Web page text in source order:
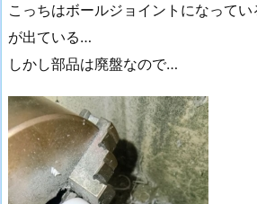
こっちはボールジョイントになって
が出ている…
しかし部品は廃盤なので…